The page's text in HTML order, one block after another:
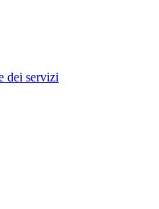
dei servizi